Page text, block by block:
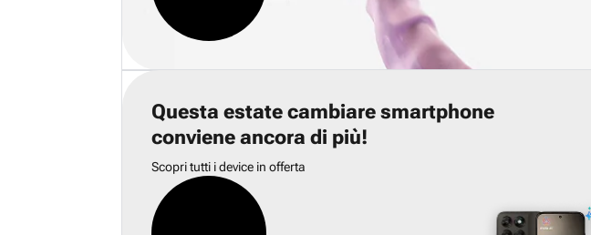
Questa estate cambiare smartphone
conviene ancora di più!
Scopri tutti i device in offerta